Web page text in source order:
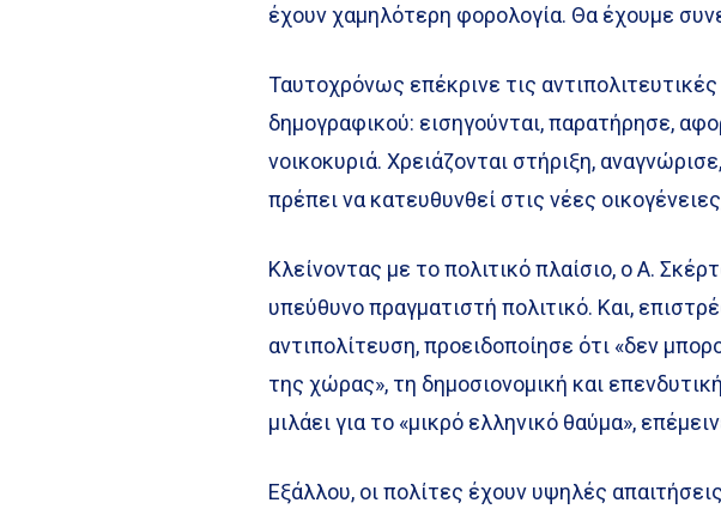
έχουν χαμηλότερη φορολογία. Θα έχουμε
Ταυτοχρόνως επέκρινε τις
δημογραφικού: εισηγούνται, παρατήρησε,
νοικοκυριά. Χρειάζονται στήριξη,
πρέπει να κατευθυνθεί στις νέες
Κλείνοντας με το πολιτικό πλαίσιο, ο Α.
υπεύθυνο πραγματιστή πολιτικό. Και,
αντιπολίτευση, προειδοποίησε ότι «δεν
της χώρας», τη δημοσιονομική και
μιλάει για το «μικρό ελληνικό θαύμα»,
Εξάλλου, οι πολίτες έχουν υψηλές